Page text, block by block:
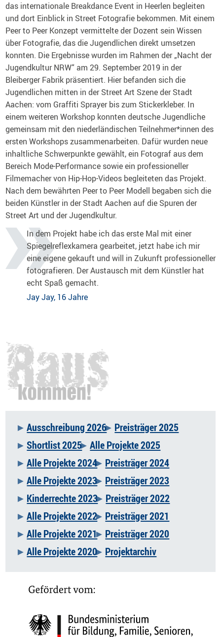
das internationale Breakdance Event in Heerlen begleiten
und dort Einblick in Street Fotografie bekommen. Mit einem
Peer to Peer Konzept vermittelte der Dozent sein Wissen
über Fotografie, das die Jugendlichen direkt umsetzen
konnten. Die Ergebnisse wurden im Rahmen der „Nacht der
Jugendkultur NRW“ am 29. September 2019 in der
Bleiberger Fabrik präsentiert. Hier befanden sich die
Jugendlichen mitten in der Street Art Szene der Stadt
Aachen: vom Graffiti Sprayer bis zum Stickerkleber. In
einem weiteren Workshop konnten deutsche Jugendliche
gemeinsam mit den niederländischen Teilnehmer*innen des
ersten Workshops zusammenarbeiten. Dafür wurden neue
inhaltliche Schwerpunkte gewählt, ein Fotograf aus dem
Bereich Mode-Performance sowie ein professioneller
Filmemacher von Hip-Hop-Videos begleiteten das Projekt.
Nach dem bewährten Peer to Peer Modell begaben sich die
beiden Künstler in der Stadt Aachen auf die Spuren der
Street Art und der Jugendkultur.
In dem Projekt habe ich das erste Mal mit einer
Spiegelreflexkamera gearbeitet, jetzt habe ich mir
eine eigene gekauft und will in Zukunft professioneller
fotografieren. Der Austausch mit dem Künstler hat
echt Spaß gemacht.
Jay Jay, 16 Jahre
Navigation
überspringen
Ausschreibung 2026
Preisträger 2025
Shortlist 2025 Alle Projekte 2025
Alle Projekte 2024
Preisträger 2024
Alle Projekte 2023
Preisträger 2023
Kinderrechte 2023
Preisträger 2022
Alle Projekte 2022
Preisträger 2021
Alle Projekte 2021
Preisträger 2020
Alle Projekte 2020
Projektarchiv